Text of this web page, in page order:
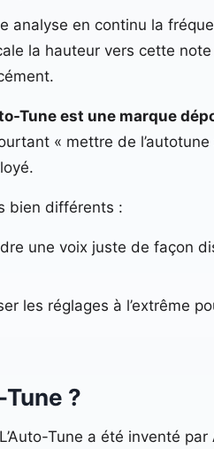
analyse en continu la
la hauteur vers cette
Tune est une marque
« mettre de
bien différents :
une voix juste de façon
les réglages à l’extrême
Tune ?
Tune a été inventé par